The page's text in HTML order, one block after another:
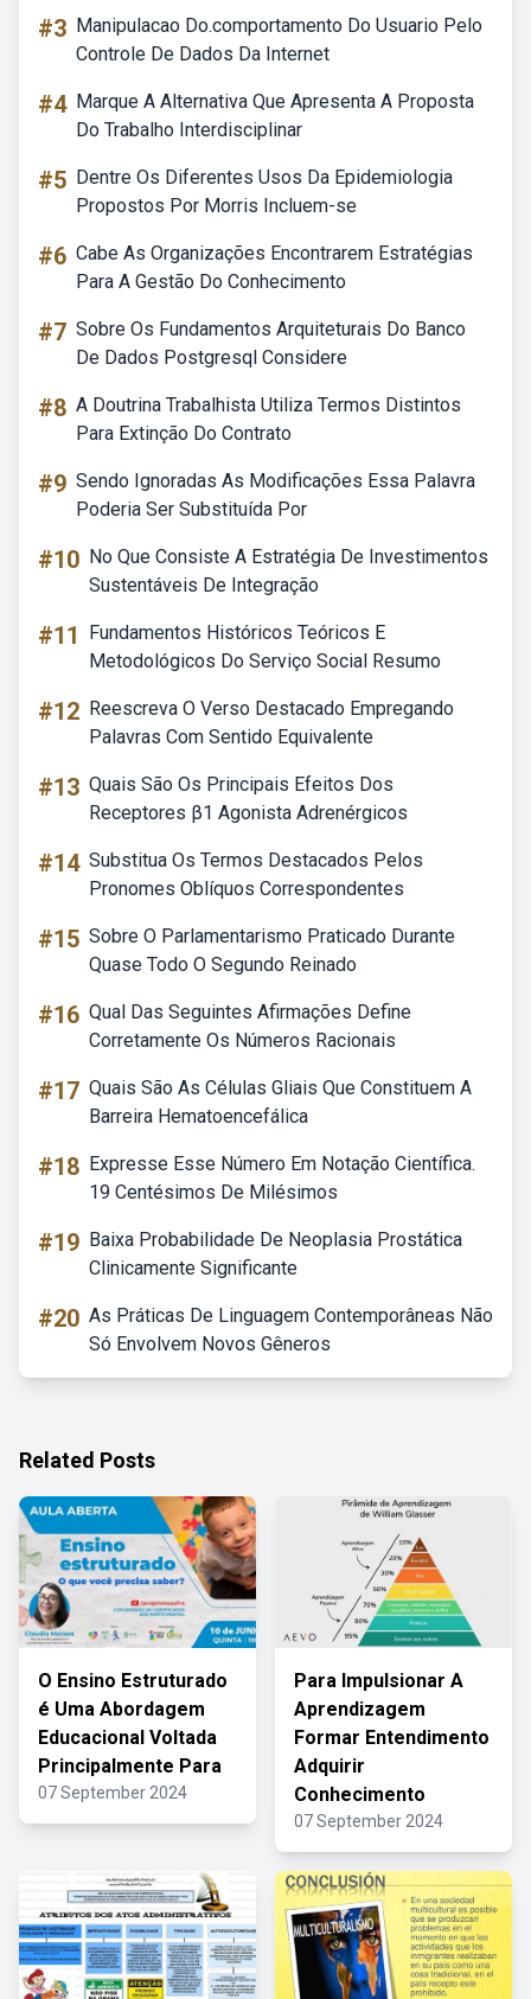
#3 Manipulacao Do.comportamento Do Usuario Pelo
Controle De Dados Da Internet
#4 Marque A Alternativa Que Apresenta A Proposta
Do Trabalho Interdisciplinar
#5 Dentre Os Diferentes Usos Da Epidemiologia
Propostos Por Morris Incluem-se
#6 Cabe As Organizações Encontrarem Estratégias
Para A Gestão Do Conhecimento
#7 Sobre Os Fundamentos Arquiteturais Do Banco
De Dados Postgresql Considere
#8 A Doutrina Trabalhista Utiliza Termos Distintos
Para Extinção Do Contrato
#9 Sendo Ignoradas As Modificações Essa Palavra
Poderia Ser Substituída Por
#10 No Que Consiste A Estratégia De Investimentos
Sustentáveis De Integração
#11
Fundamentos Históricos Teóricos E
Metodológicos Do Serviço Social Resumo
#12 Reescreva O Verso Destacado Empregando
Palavras Com Sentido Equivalente
#13 Quais São Os Principais Efeitos Dos
Receptores β1 Agonista Adrenérgicos
#14 Substitua Os Termos Destacados Pelos
Pronomes Oblíquos Correspondentes
#15 Sobre O Parlamentarismo Praticado Durante
Quase Todo O Segundo Reinado
#16 Qual Das Seguintes Afirmações Define
Corretamente Os Números Racionais
#17 Quais São As Células Gliais Que Constituem A
Barreira Hematoencefálica
#18 Expresse Esse Número Em Notação Científica.
19 Centésimos De Milésimos
#19 Baixa Probabilidade De Neoplasia Prostática
Clinicamente Significante
#20 As Práticas De Linguagem Contemporâneas Não
Só Envolvem Novos Gêneros
Related Posts
O Ensino Estruturado
é Uma Abordagem
Educacional Voltada
Principalmente Para
07 September 2024
Para Impulsionar A
Aprendizagem
Formar Entendimento
Adquirir
Conhecimento
07 September 2024